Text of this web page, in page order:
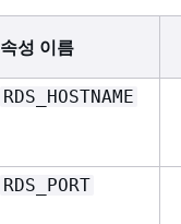
속성 이름
RDS_HOSTNAME
RDS_PORT